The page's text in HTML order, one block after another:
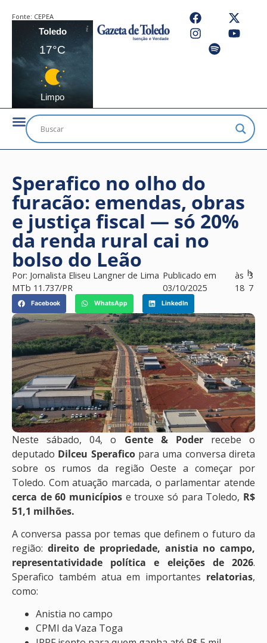
Fonte: CEPEA
Toledo
17°C
Limpo
Sperafico no olho do
furacão: emendas, obras
e justiça fiscal — só 20%
da renda rural cai no
bolso do Leão
Por: Jornalista Eliseu Langner de Lima
MTb 11.737/PR
Publicado em
03/10/2025
às
18
h
3
7
Facebook WhatsApp LinkedIn
Neste sábado, 04, o Gente & Poderrecebe o
deputado Dilceu Speraficopara uma conversa direta
sobre os rumos da região Oeste a começar por
Toledo. Com atuação marcada, o parlamentar atende
cerca de 60 municípios e trouxe só para Toledo, R$
51,1 milhões.
A conversa passa por temas que definem o futuro da
região: direito de propriedade, anistia no campo,
representatividade política e eleições de 2026.
Sperafico também atua em importantes relatorias,
como:
Anistia no campo
CPMI da Vaza Toga